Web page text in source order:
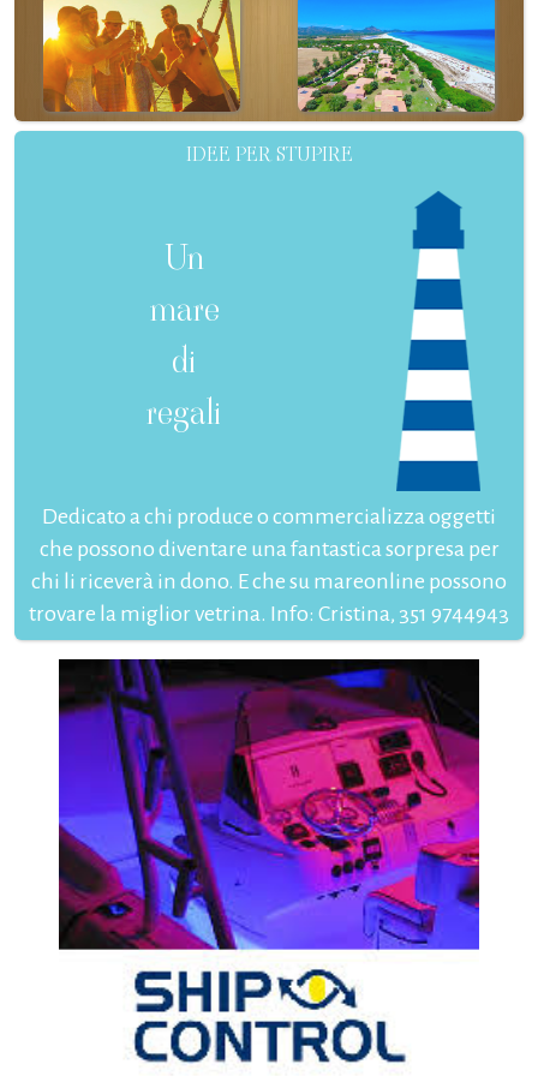
IDEE PER STUPIRE
Un
mare
di
regali
Dedicato a chi produce o commercializza oggetti
che possono diventare una fantastica sorpresa per
chi li riceverà in dono. E che su mareonline possono
trovare la miglior vetrina. Info: Cristina, 351 9744943